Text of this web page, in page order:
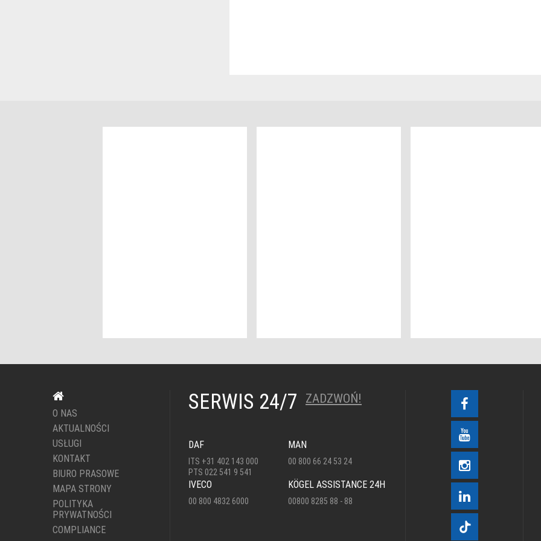
O NAS
AKTUALNOŚCI
USŁUGI
KONTAKT
BIURO PRASOWE
MAPA STRONY
POLITYKA
PRYWATNOŚCI
COMPLIANCE
SERWIS 24/7 ZADZWOŃ!
DAF
ITS +31 402 143 000
PTS 022 541 9 541
MAN
00 800 66 24 53 24
IVECO
00 800 4832 6000
KÖGEL ASSISTANCE 24H
00800 8285 88 - 88